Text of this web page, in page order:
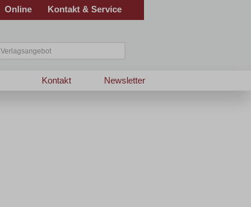
Online Kontakt & Service
Newsletter
Kontakt